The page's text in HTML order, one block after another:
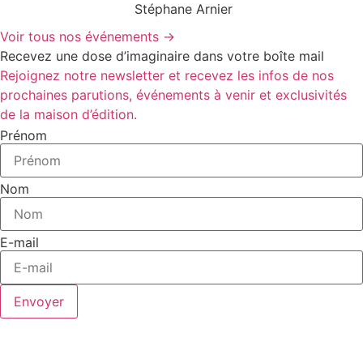
Stéphane Arnier
Voir tous nos événements →
Recevez une dose d’imaginaire dans votre boîte mail
Rejoignez notre newsletter et recevez les infos de nos
prochaines parutions, événements à venir et exclusivités
de la maison d’édition.
Prénom
Nom
E-mail
Envoyer